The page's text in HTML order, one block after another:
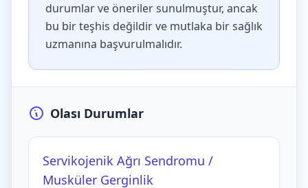
durumlar ve öneriler sunulmuştur, ancak
bu bir teşhis değildir ve mutlaka bir sağlık
uzmanına başvurulmalıdır.
Olası Durumlar
Servikojenik Ağrı Sendromu /
Musküler Gerginlik